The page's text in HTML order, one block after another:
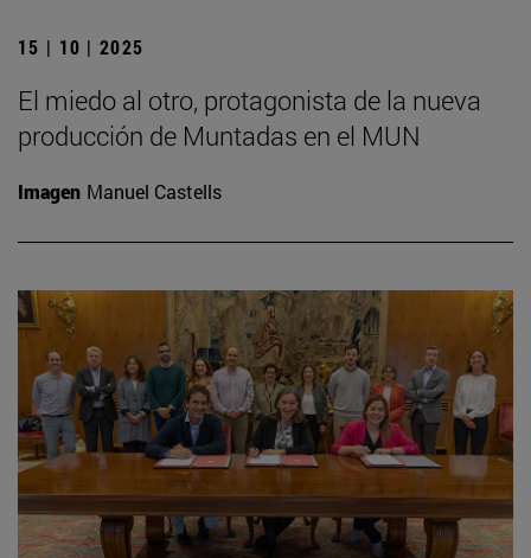
15 | 10 | 2025
El miedo al otro, protagonista de la nueva
producción de Muntadas en el MUN
Imagen Manuel Castells